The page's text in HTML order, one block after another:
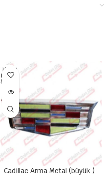
TÜKEN
DI HEP
SI SATI
Cadillac Arma Metal (büyük )